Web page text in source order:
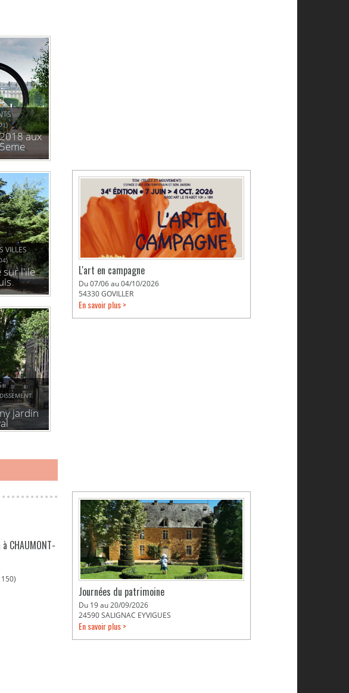
aux
VILLES
sur l'ile
jardin
CHAUMONT-
L'art en campagne
Du 07/06 au 04/10/2026
54330 GOVILLER
En savoir plus >
Journées du patrimoine
Du 19 au 20/09/2026
24590 SALIGNAC EYVIGUES
En savoir plus >